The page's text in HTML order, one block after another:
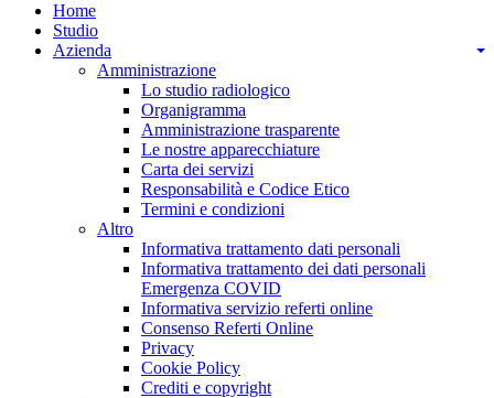
Home
Studio
Azienda
Amministrazione
Lo studio radiologico
Organigramma
Amministrazione trasparente
Le nostre apparecchiature
Carta dei servizi
Responsabilità e Codice Etico
Termini e condizioni
Altro
Informativa trattamento dati personali
Informativa trattamento dei dati personali
Emergenza COVID
Informativa servizio referti online
Consenso Referti Online
Privacy
Cookie Policy
Crediti e copyright